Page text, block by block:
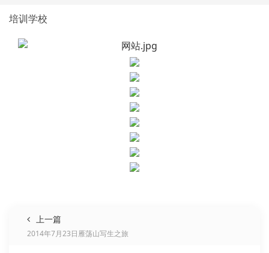
上一篇
2014年7月23日雁荡山写生之旅